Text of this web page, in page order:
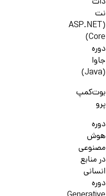
نت
(ASP.NET
Core)
دوره
جاوا
(Java)
بوت‌کمپ
پرو
دوره
هوش
مصنوعی
در منابع
انسانی
دوره